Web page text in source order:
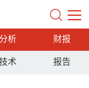
分析 财报
术 报告